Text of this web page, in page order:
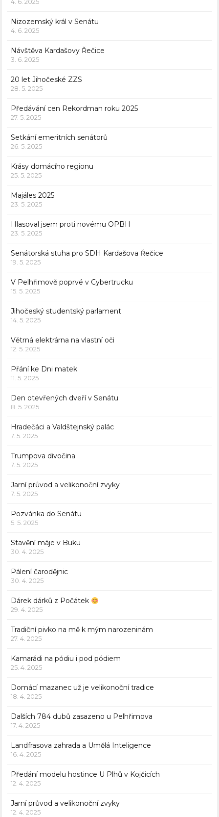
4. 6. 2025
Nizozemský král v Senátu
4. 6. 2025
Návštěva Kardašovy Řečice
3. 6. 2025
20 let Jihočeské ZZS
28. 5. 2025
Předávání cen Rekordman roku 2025
27. 5. 2025
Setkání emeritních senátorů
26. 5. 2025
Krásy domácího regionu
25. 5. 2025
Majáles 2025
23. 5. 2025
Hlasoval jsem proti novému OPBH
23. 5. 2025
Senátorská stuha pro SDH Kardašova Řečice
19. 5. 2025
V Pelhřimově poprvé v Cybertrucku
15. 5. 2025
Jihočeský studentský parlament
14. 5. 2025
Větrná elektrárna na vlastní oči
12. 5. 2025
Přání ke Dni matek
11. 5. 2025
Den otevřených dveří v Senátu
8. 5. 2025
Hradečáci a Valdštejnský palác
7. 5. 2025
Trumpova divočina
7. 5. 2025
Jarní průvod a velikonoční zvyky
7. 5. 2025
Pozvánka do Senátu
5. 5. 2025
Stavění máje v Buku
30. 4. 2025
Pálení čarodějnic
30. 4. 2025
Dárek dárků z Počátek
29. 4. 2025
Tradiční pivko na mě k mým narozeninám
27. 4. 2025
Kamarádi na pódiu i pod pódiem
25. 4. 2025
Domácí mazanec už je velikonoční tradice
18. 4. 2025
Dalších 784 dubů zasazeno u Pelhřimova
17. 4. 2025
Landfrasova zahrada a Umělá Inteligence
16. 4. 2025
Předání modelu hostince U Plhů v Kojčicích
12. 4. 2025
Jarní průvod a velikonoční zvyky
12. 4. 2025